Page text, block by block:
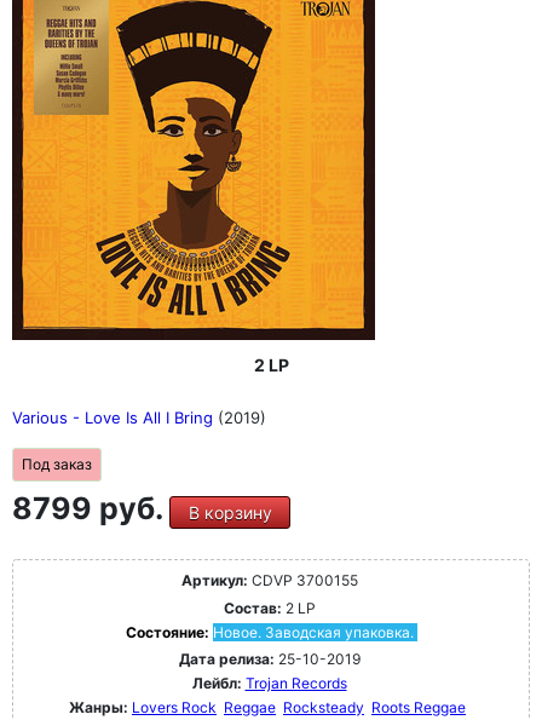
2 LP
Various - Love Is All I Bring (2019)
Под заказ
8799 руб. В корзину
Артикул: CDVP 3700155
Состав: 2 LP
Состояние: Новое. Заводская упаковка.
Дата релиза: 25-10-2019
Лейбл: Trojan Records
Жанры: Lovers Rock Reggae Rocksteady Roots Reggae